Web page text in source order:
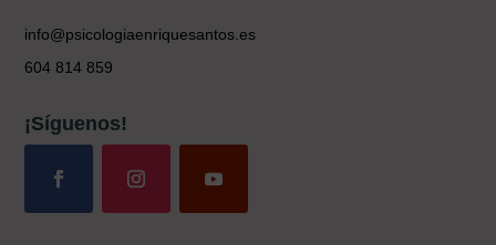
info@psicologiaenriquesantos.es
604 814 859
¡Síguenos!